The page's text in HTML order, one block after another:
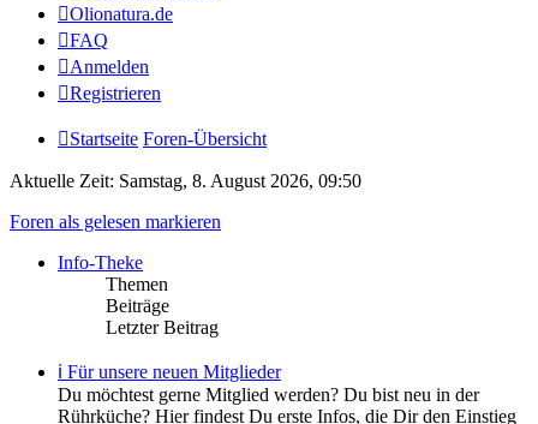
Olionatura.de
FAQ
Anmelden
Registrieren
Startseite Foren-Übersicht
Aktuelle Zeit: Samstag, 8. August 2026, 09:50
Foren als gelesen markieren
Info-Theke
Themen
Beiträge
Letzter Beitrag
ℹ️ Für unsere neuen Mitglieder
Du möchtest gerne Mitglied werden? Du bist neu in der
Rührküche? Hier findest Du erste Infos, die Dir den Einstieg